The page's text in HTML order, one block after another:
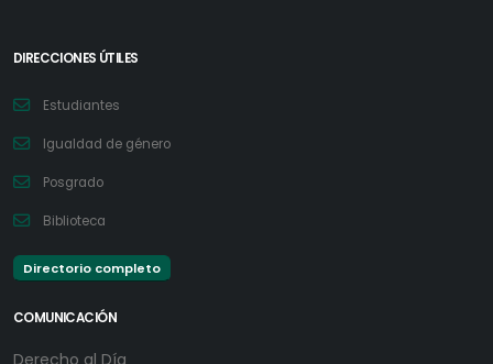
DIRECCIONES ÚTILES
Estudiantes
Igualdad de género
Posgrado
Biblioteca
Directorio completo
COMUNICACIÓN
Derecho al Día